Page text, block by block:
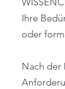
Ihre
oder
Nach der